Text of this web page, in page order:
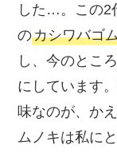
した…。この2
のカシワバゴ
し、今のとこ
にしています
味なのが、か
ムノキは私に